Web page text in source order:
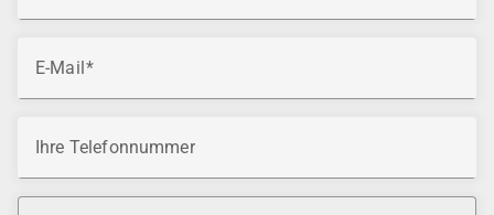
E-Mail
Ihre Telefonnummer